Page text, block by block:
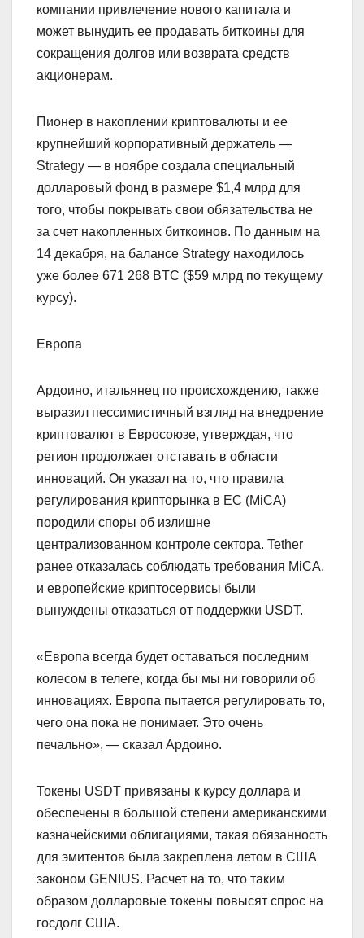
компании привлечение нового капитала и
может вынудить ее продавать биткоины для
сокращения долгов или возврата средств
акционерам.
Пионер в накоплении криптовалюты и ее
крупнейший корпоративный держатель —
Strategy — в ноябре создала специальный
долларовый фонд в размере $1,4 млрд для
того, чтобы покрывать свои обязательства не
за счет накопленных биткоинов. По данным на
14 декабря, на балансе Strategy находилось
уже более 671 268 BTC ($59 млрд по текущему
курсу).
Европа
Ардоино, итальянец по происхождению, также
выразил пессимистичный взгляд на внедрение
криптовалют в Евросоюзе, утверждая, что
регион продолжает отставать в области
инноваций. Он указал на то, что правила
регулирования крипторынка в ЕС (MiCA)
породили споры об излишне
централизованном контроле сектора. Tether
ранее отказалась соблюдать требования MiCA,
и европейские криптосервисы были
вынуждены отказаться от поддержки USDT.
«Европа всегда будет оставаться последним
колесом в телеге, когда бы мы ни говорили об
инновациях. Европа пытается регулировать то,
чего она пока не понимает. Это очень
печально», — сказал Ардоино.
Токены USDT привязаны к курсу доллара и
обеспечены в большой степени американскими
казначейскими облигациями, такая обязанность
для эмитентов была закреплена летом в США
законом GENIUS. Расчет на то, что таким
образом долларовые токены повысят спрос на
госдолг США.